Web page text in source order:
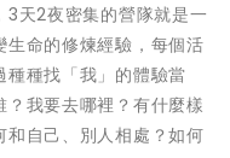
3天2夜密集的營隊就是一
命的修煉經驗，每個活
種找「我」的體驗當
我要去哪裡？有什麼樣
自己、別人相處？如何